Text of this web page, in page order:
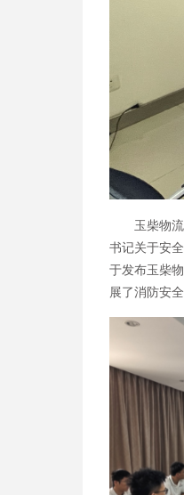
玉柴物
书记关于安
于发布玉柴
展了消防安